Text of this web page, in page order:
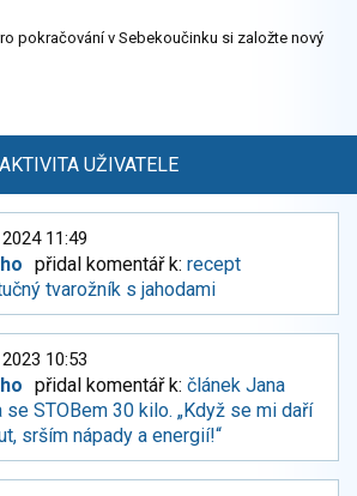
pokračování v Sebekoučinku si založte nový
AKTIVITA UŽIVATELE
11:49
přidal komentář k:recept
tvarožník s jahodami
10:53
přidal komentář k:článek Jana
se STOBem 30 kilo. „Když se mi daří
srším nápady a energií!“